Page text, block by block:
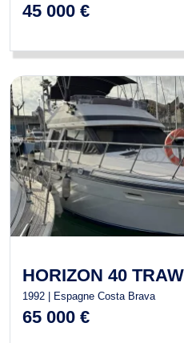
45 000 €
HORIZON 40
1992 | Espagne Costa Brava
65 000 €